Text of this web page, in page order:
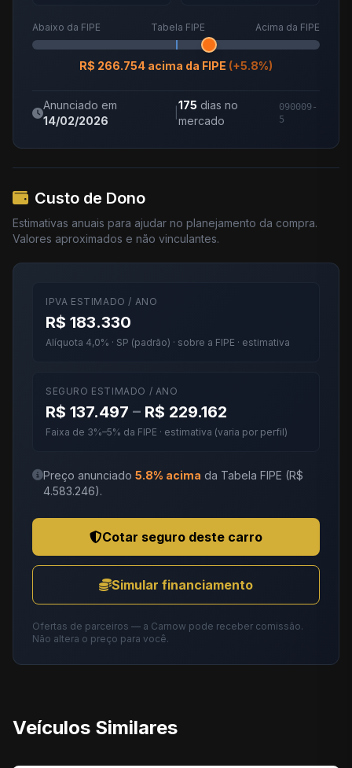
Abaixo da FIPE Tabela FIPE Acima da FIPE
R$ 266.754 acima da FIPE (+5.8%)
Anunciado em
14/02/2026
175 dias no
mercado
090009-
5
Custo de Dono
Estimativas anuais para ajudar no planejamento da compra.
Valores aproximados e não vinculantes.
IPVA ESTIMADO / ANO
R$ 183.330
Alíquota 4,0% · SP (padrão) · sobre a FIPE · estimativa
SEGURO ESTIMADO / ANO
R$ 137.497 – R$ 229.162
Faixa de 3%–5% da FIPE · estimativa (varia por perfil)
Preço anunciado 5.8% acima da Tabela FIPE (R$
4.583.246).
Cotar seguro deste carro
Simular financiamento
Ofertas de parceiros — a Carnow pode receber comissão.
Não altera o preço para você.
Veículos Similares